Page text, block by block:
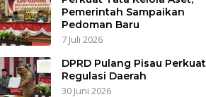
Pemerintah Sampaikan
Pedoman Baru
7 Juli 2026
DPRD Pulang Pisau Perkuat
Regulasi Daerah
30 Juni 2026